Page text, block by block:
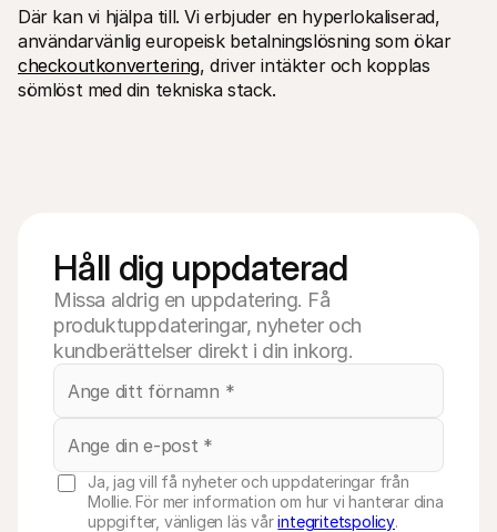
Där kan vi hjälpa till. Vi erbjuder en hyperlokaliserad,
användarvänlig europeisk betalningslösning som ökar
checkoutkonvertering, driver intäkter och kopplas
sömlöst med din tekniska stack.
Håll dig uppdaterad
Missa aldrig en uppdatering. Få
produktuppdateringar, nyheter och
kundberättelser direkt i din inkorg.
Ja, jag vill få nyheter och uppdateringar från
Mollie. För mer information om hur vi hanterar dina
uppgifter, vänligen läs vårintegritetspolicy.